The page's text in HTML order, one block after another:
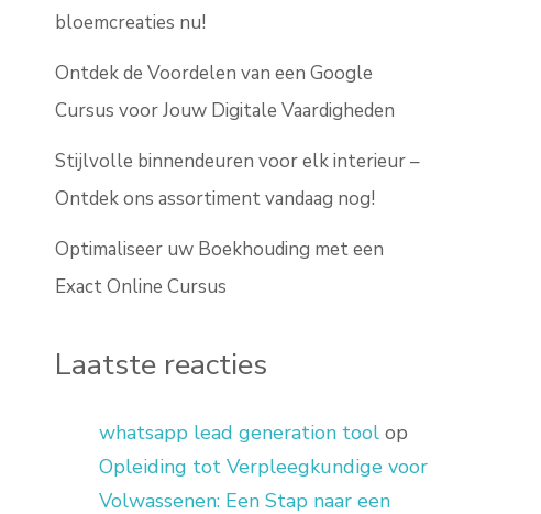
bloemcreaties nu!
Ontdek de Voordelen van een Google
Cursus voor Jouw Digitale Vaardigheden
Stijlvolle binnendeuren voor elk interieur –
Ontdek ons assortiment vandaag nog!
Optimaliseer uw Boekhouding met een
Exact Online Cursus
Laatste reacties
whatsapp lead generation tool op
Opleiding tot Verpleegkundige voor
Volwassenen: Een Stap naar een